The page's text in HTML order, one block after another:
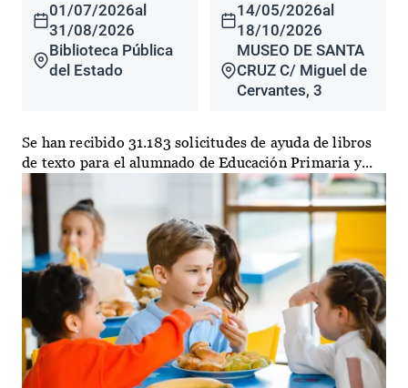
01/07/2026al
31/08/2026
Biblioteca Pública
del Estado
14/05/2026al
18/10/2026
MUSEO DE SANTA
CRUZ C/ Miguel de
Cervantes, 3
Se han recibido 31.183 solicitudes de ayuda de libros
de texto para el alumnado de Educación Primaria y...